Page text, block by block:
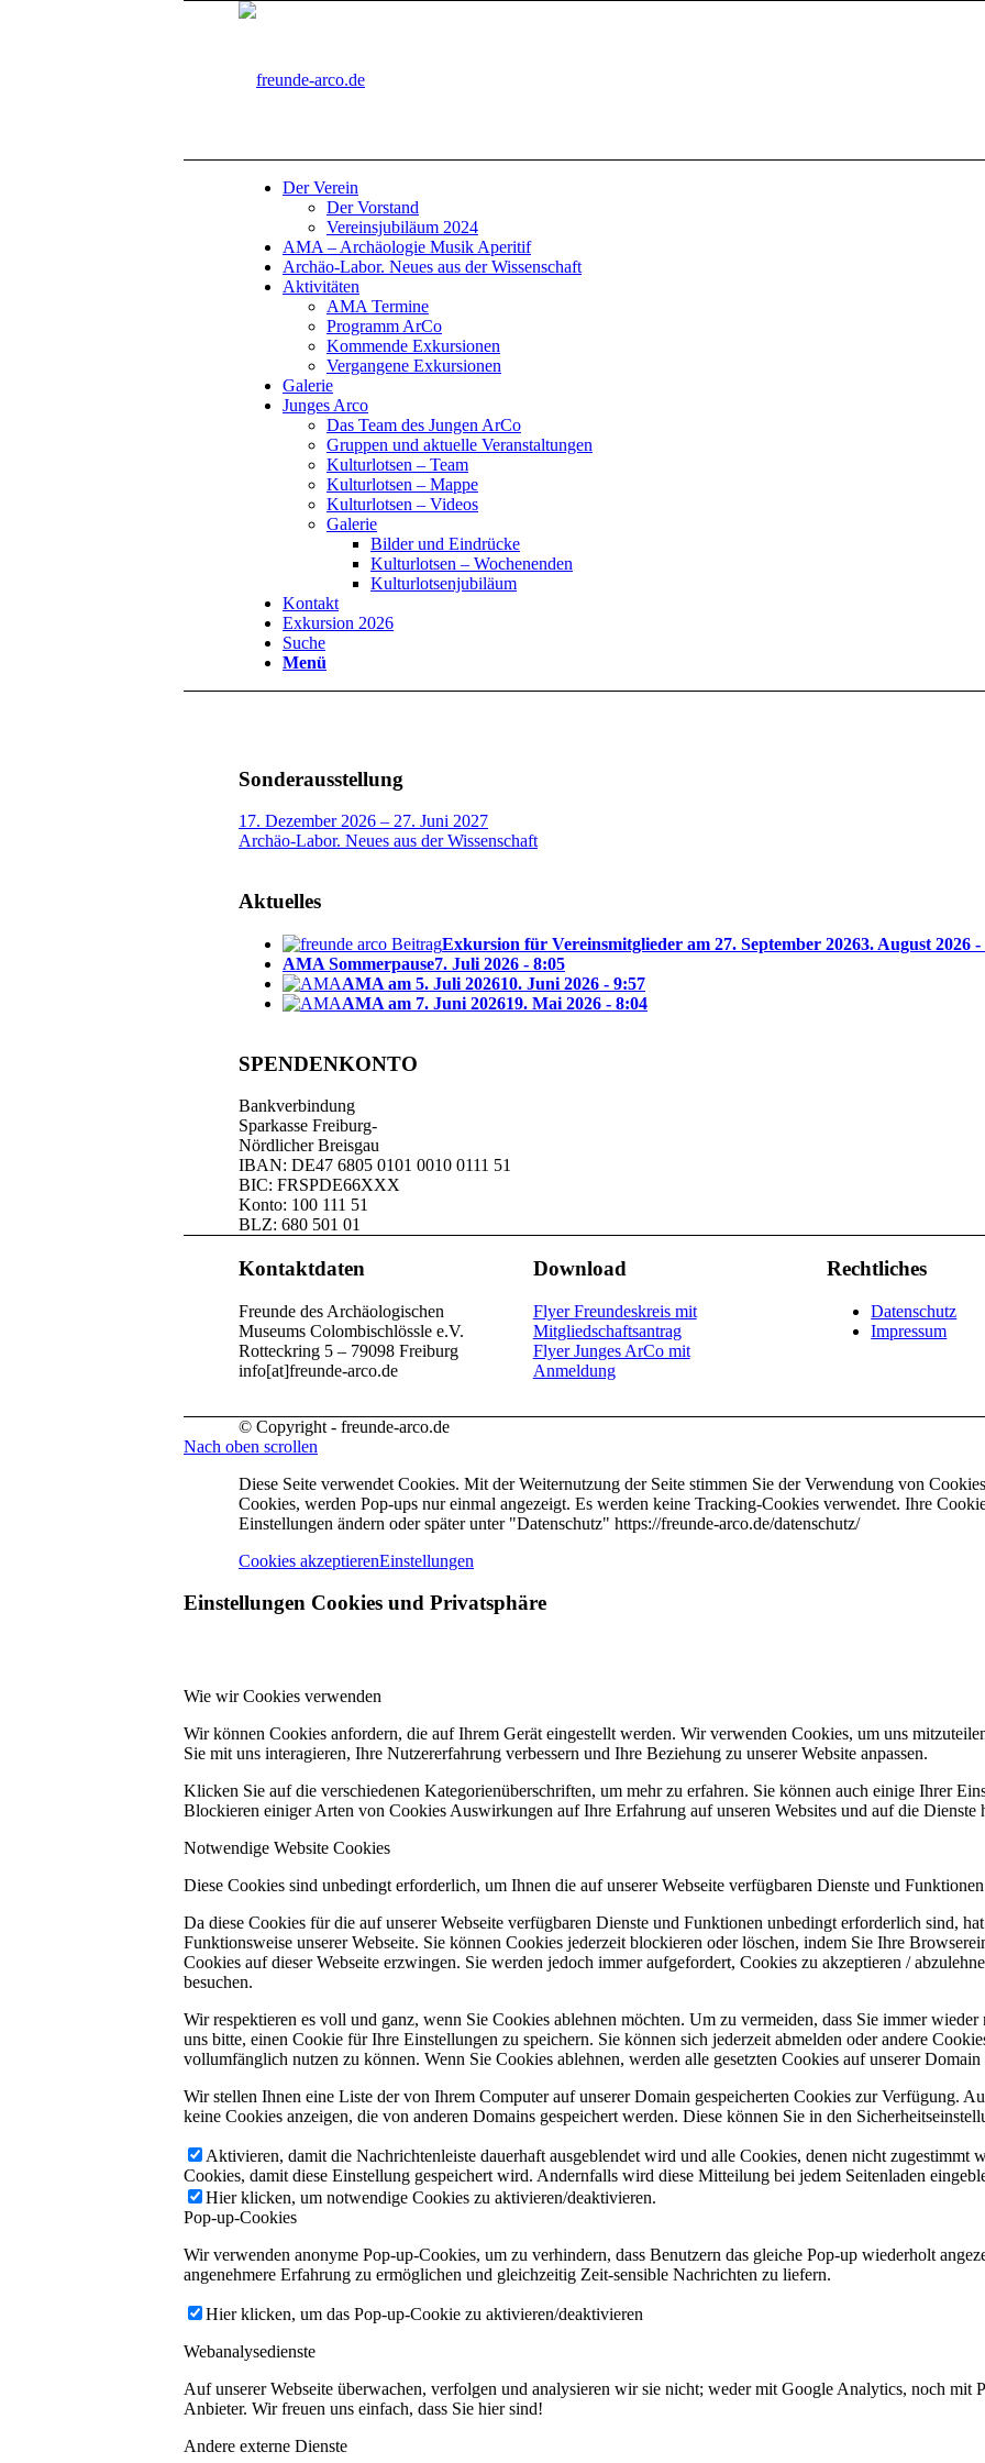
Der Verein
Der Vorstand
Vereinsjubiläum 2024
AMA – Archäologie Musik Aperitif
Archäo-Labor. Neues aus der Wissenschaft
Aktivitäten
AMA Termine
Programm ArCo
Kommende Exkursionen
Vergangene Exkursionen
Galerie
Junges Arco
Das Team des Jungen ArCo
Gruppen und aktuelle Veranstaltungen
Kulturlotsen – Team
Kulturlotsen – Mappe
Kulturlotsen – Videos
Galerie
Bilder und Eindrücke
Kulturlotsen – Wochenenden
Kulturlotsenjubiläum
Kontakt
Exkursion 2026
Suche
Menü
Sonderausstellung
17. Dezember 2026 – 27. Juni 2027
Archäo-Labor. Neues aus der Wissenschaft
Aktuelles
Exkursion für Vereinsmitglieder am 27. September 20263. August 2026 -
AMA Sommerpause7. Juli 2026 - 8:05
AMA am 5. Juli 202610. Juni 2026 - 9:57
AMA am 7. Juni 202619. Mai 2026 - 8:04
SPENDENKONTO
Bankverbindung
Sparkasse Freiburg-
Nördlicher Breisgau
IBAN: DE47 6805 0101 0010 0111 51
BIC: FRSPDE66XXX
Konto: 100 111 51
BLZ: 680 501 01
Kontaktdaten
Freunde des Archäologischen
Museums Colombischlössle e.V.
Rotteckring 5 – 79098 Freiburg
info[at]freunde-arco.de
Download
Flyer Freundeskreis mit
Mitgliedschaftsantrag
Flyer Junges ArCo mit
Anmeldung
Rechtliches
Datenschutz
Impressum
© Copyright - freunde-arco.de
Nach oben scrollen
Diese Seite verwendet Cookies. Mit der Weiternutzung der Seite stimmen Sie der Verwendung von
Cookies, werden Pop-ups nur einmal angezeigt. Es werden keine Tracking-Cookies verwendet. Ihre
Einstellungen ändern oder später unter "Datenschutz" https://freunde-arco.de/datenschutz/
Cookies akzeptierenEinstellungen
Einstellungen Cookies und Privatsphäre
Wie wir Cookies verwenden
Wir können Cookies anfordern, die auf Ihrem Gerät eingestellt werden. Wir verwenden Cookies, um uns
Sie mit uns interagieren, Ihre Nutzererfahrung verbessern und Ihre Beziehung zu unserer Website anpassen.
Klicken Sie auf die verschiedenen Kategorienüberschriften, um mehr zu erfahren. Sie können auch einige Ihrer
Blockieren einiger Arten von Cookies Auswirkungen auf Ihre Erfahrung auf unseren Websites und auf die Dienste
Notwendige Website Cookies
Diese Cookies sind unbedingt erforderlich, um Ihnen die auf unserer Webseite verfügbaren Dienste und
Da diese Cookies für die auf unserer Webseite verfügbaren Dienste und Funktionen unbedingt erforderlich sind,
Funktionsweise unserer Webseite. Sie können Cookies jederzeit blockieren oder löschen, indem Sie Ihre
Cookies auf dieser Webseite erzwingen. Sie werden jedoch immer aufgefordert, Cookies zu akzeptieren /
besuchen.
Wir respektieren es voll und ganz, wenn Sie Cookies ablehnen möchten. Um zu vermeiden, dass Sie immer
uns bitte, einen Cookie für Ihre Einstellungen zu speichern. Sie können sich jederzeit abmelden oder andere
vollumfänglich nutzen zu können. Wenn Sie Cookies ablehnen, werden alle gesetzten Cookies auf unserer Domain
Wir stellen Ihnen eine Liste der von Ihrem Computer auf unserer Domain gespeicherten Cookies zur Verfügung.
keine Cookies anzeigen, die von anderen Domains gespeichert werden. Diese können Sie in den
Aktivieren, damit die Nachrichtenleiste dauerhaft ausgeblendet wird und alle Cookies, denen nicht zugestimmt
Cookies, damit diese Einstellung gespeichert wird. Andernfalls wird diese Mitteilung bei jedem Seitenladen
Hier klicken, um notwendige Cookies zu aktivieren/deaktivieren.
Pop-up-Cookies
Wir verwenden anonyme Pop-up-Cookies, um zu verhindern, dass Benutzern das gleiche Pop-up wiederholt
angenehmere Erfahrung zu ermöglichen und gleichzeitig Zeit-sensible Nachrichten zu liefern.
Hier klicken, um das Pop-up-Cookie zu aktivieren/deaktivieren
Webanalysedienste
Auf unserer Webseite überwachen, verfolgen und analysieren wir sie nicht; weder mit Google Analytics, noch mit
Anbieter. Wir freuen uns einfach, dass Sie hier sind!
Andere externe Dienste